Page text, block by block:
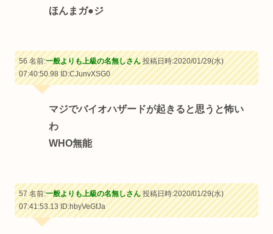
ほんまガ●ジ
56 名前:一般よりも上級の名無しさん投稿日時:2020/01/29(水)
07:40:50.98ID:CJunvXSG0
マジでバイオハザードが起きると思うと怖い
わ
WHO無能
57 名前:一般よりも上級の名無しさん投稿日時:2020/01/29(水)
07:41:53.13ID:hbyVeGfJa